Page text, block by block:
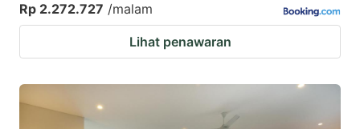
Rp 2.272.727 /malam
Lihat penawaran